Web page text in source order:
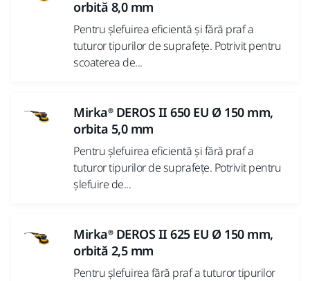
orbită 8,0 mm
Pentru șlefuirea eficientă și fără praf a
tuturor tipurilor de suprafețe. Potrivit pentru
scoaterea de...
Mirka® DEROS II 650 EU Ø 150 mm,
orbita 5,0 mm
Pentru șlefuirea eficientă și fără praf a
tuturor tipurilor de suprafețe. Potrivit pentru
șlefuire de...
Mirka® DEROS II 625 EU Ø 150 mm,
orbită 2,5 mm
Pentru șlefuirea fără praf a tuturor tipurilor